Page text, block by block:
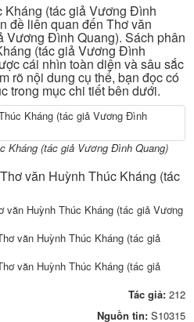
Kháng (tác giả Vương Đình
đề liên quan đến Thơ văn
Vương Đình Quang). Sách phân
(tác giả Vương Đình
cái nhìn toàn diện và sâu sắc
rõ nội dung cụ thể, bạn đọc có
trong mục chi tiết bên dưới.
Kháng (tác giả Vương Đình Quang)
văn Huỳnh Thúc Kháng (tác
Tác giả: 212
Nguồn tin: S10315